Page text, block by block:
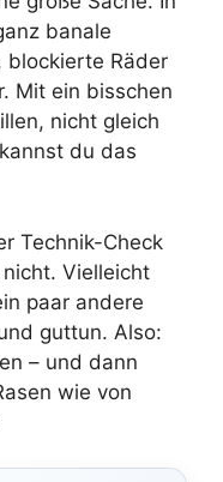
banale
blockierte Räder
Mit ein bisschen
nicht gleich
du das
Technik-Check
Vielleicht
paar andere
guttun. Also:
– und dann
wie von